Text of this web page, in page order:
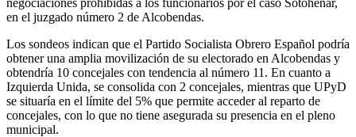
negociaciones prohibidas a los funcionarios por el caso Sotohenar,
en el juzgado número 2 de Alcobendas.
Los sondeos indican que el Partido Socialista Obrero Español podría
obtener una amplia movilización de su electorado en Alcobendas y
obtendría 10 concejales con tendencia al número 11. En cuanto a
Izquierda Unida, se consolida con 2 concejales, mientras que UPyD
se situaría en el límite del 5% que permite acceder al reparto de
concejales, con lo que no tiene asegurada su presencia en el pleno
municipal.